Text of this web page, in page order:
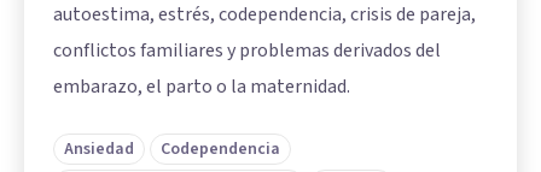
autoestima, estrés, codependencia, crisis de pareja,
conflictos familiares y problemas derivados del
embarazo, el parto o la maternidad.
Ansiedad
Codependencia